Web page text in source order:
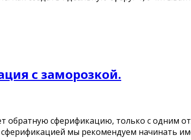
с заморозкой.
обратную сферификацию, только с одним
мы рекомендуем начинать